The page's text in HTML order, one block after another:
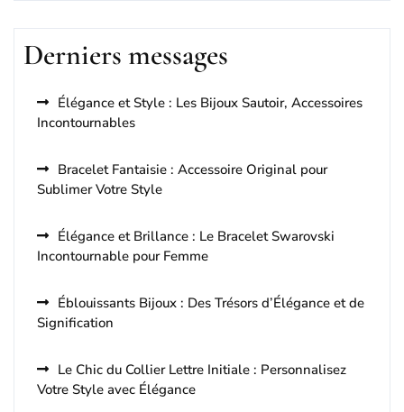
Derniers messages
Élégance et Style : Les Bijoux Sautoir, Accessoires
Incontournables
Bracelet Fantaisie : Accessoire Original pour
Sublimer Votre Style
Élégance et Brillance : Le Bracelet Swarovski
Incontournable pour Femme
Éblouissants Bijoux : Des Trésors d’Élégance et de
Signification
Le Chic du Collier Lettre Initiale : Personnalisez
Votre Style avec Élégance